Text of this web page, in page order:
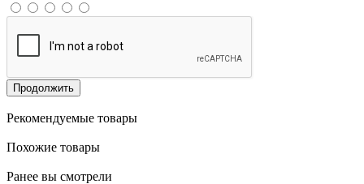
Продолжить
Рекомендуемые товары
Похожие товары
Ранее вы смотрели